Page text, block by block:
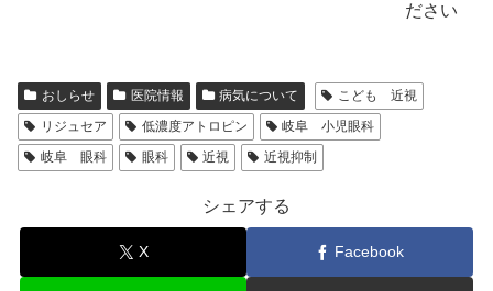
ださい
おしらせ 医院情報 病気について
こども 近視
リジュセア
低濃度アトロピン
岐阜 小児眼科
岐阜 眼科
眼科 近視 近視抑制
シェアする
X Facebook